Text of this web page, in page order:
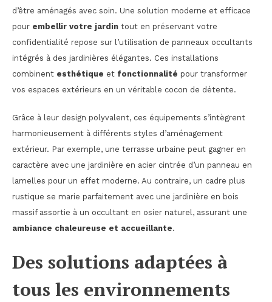
d’être aménagés avec soin. Une solution moderne et efficace
pour embellir votre jardin tout en préservant votre
confidentialité repose sur l’utilisation de panneaux occultants
intégrés à des jardinières élégantes. Ces installations
combinent esthétique et fonctionnalité pour transformer
vos espaces extérieurs en un véritable cocon de détente.
Grâce à leur design polyvalent, ces équipements s’intègrent
harmonieusement à différents styles d’aménagement
extérieur. Par exemple, une terrasse urbaine peut gagner en
caractère avec une jardinière en acier cintrée d’un panneau en
lamelles pour un effet moderne. Au contraire, un cadre plus
rustique se marie parfaitement avec une jardinière en bois
massif assortie à un occultant en osier naturel, assurant une
ambiance chaleureuse et accueillante.
Des solutions adaptées à
tous les environnements